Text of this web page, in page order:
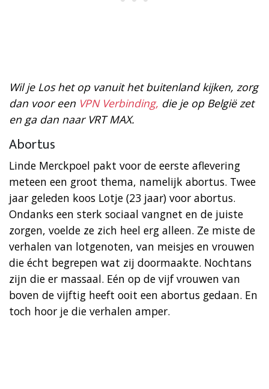
Wil je Los het op vanuit het buitenland kijken, zorg
dan voor een VPN Verbinding, die je op België zet
en ga dan naar VRT MAX.
Abortus
Linde Merckpoel pakt voor de eerste aflevering
meteen een groot thema, namelijk abortus. Twee
jaar geleden koos Lotje (23 jaar) voor abortus.
Ondanks een sterk sociaal vangnet en de juiste
zorgen, voelde ze zich heel erg alleen. Ze miste de
verhalen van lotgenoten, van meisjes en vrouwen
die écht begrepen wat zij doormaakte. Nochtans
zijn die er massaal. Eén op de vijf vrouwen van
boven de vijftig heeft ooit een abortus gedaan. En
toch hoor je die verhalen amper.